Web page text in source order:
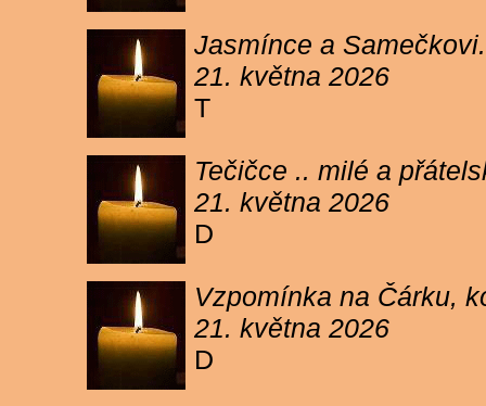
Jasmínce a
21. května 2026
T
Tečičce .. milé a
21. května 2026
D
Vzpomínka na Čárku,
21. května 2026
D